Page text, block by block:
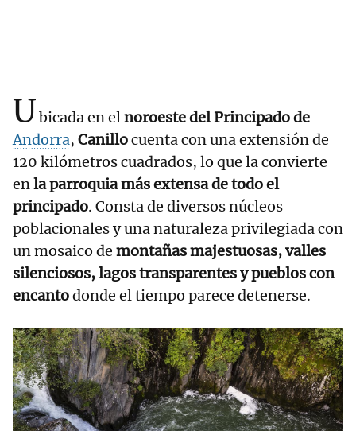
Ubicada en elnoroeste del Principado de
Andorra, Canillocuenta con una extensión de
120 kilómetros cuadrados, lo que la convierte
enla parroquia más extensa de todo el
principado. Consta de diversos núcleos
poblacionales y una naturaleza privilegiada con
un mosaico de montañas majestuosas, valles
silenciosos, lagos transparentes y pueblos con
encantodonde el tiempo parece detenerse.